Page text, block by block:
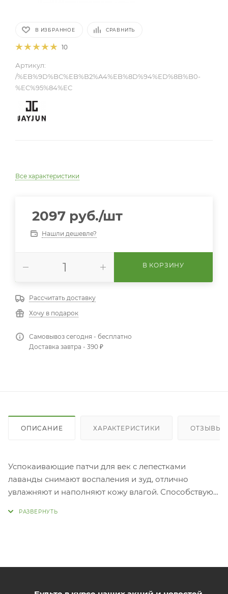
В ИЗБРАННОЕ СРАВНИТЬ
10
Артикул:
/%EB%9D%BC%EB%B2%A4%EB%8D%94%ED%8B%B0-
%EC%95%84%EC
Все характеристики
2097 руб./шт
Нашли дешевле?
В КОРЗИНУ
Рассчитать доставку
Хочу в подарок
Самовывоз сегодня - бесплатно
Доставка завтра - 390 ₽
ОПИСАНИЕ ХАРАКТЕРИСТИКИ ОТЗЫВЫ
Успокаивающие патчи для век с лепестками
лаванды снимают воспаления и зуд, отлично
увлажняют и наполняют кожу влагой. Способствуют
антисептическим действием, успокаивают и